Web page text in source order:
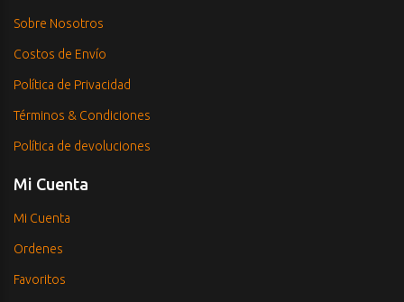
Sobre Nosotros
Costos de Envío
Política de Privacidad
Términos & Condiciones
Política de devoluciones
Mi Cuenta
Mi Cuenta
Ordenes
Favoritos